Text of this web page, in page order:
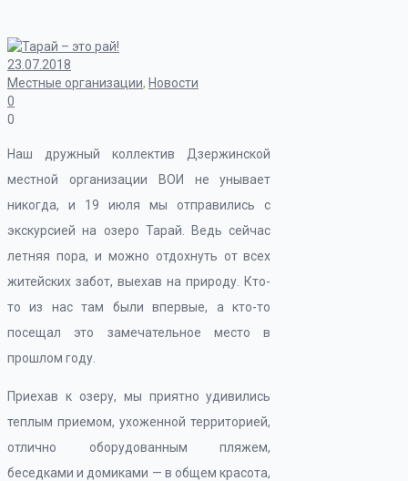
23.07.2018
Местные организации, Новости
0
0
Наш дружный коллектив Дзержинской
местной организации ВОИ не унывает
никогда, и 19 июля мы отправились с
экскурсией на озеро Тарай. Ведь сейчас
летняя пора, и можно отдохнуть от всех
житейских забот, выехав на природу. Кто-
то из нас там были впервые, а кто-то
посещал это замечательное место в
прошлом году.
Приехав к озеру, мы приятно удивились
теплым приемом, ухоженной территорией,
отлично оборудованным пляжем,
беседками и домиками — в общем красота,